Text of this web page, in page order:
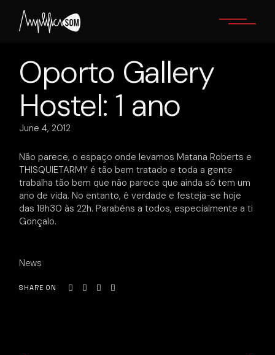
content
Oporto Gallery
Hostel: 1 ano
June 4, 2012
Não parece, o espaço onde levamos Matana Roberts e
THISQUIETARMY é tão bem tratado e toda a gente
trabalha tão bem que não parece que ainda só tem um
ano de vida. No entanto, é verdade e festeja-se hoje
das 18h30 às 22h. Parabéns a todos, especialmente a ti
Gonçalo.
News
SHARE ON